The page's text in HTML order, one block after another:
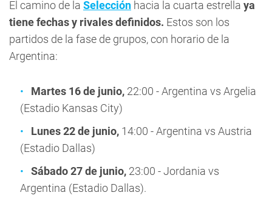
El camino de la Selección hacia la cuarta estrella ya
tiene fechas y rivales definidos. Estos son los
partidos de la fase de grupos, con horario de la
Argentina:
Martes 16 de junio, 22:00 - Argentina vs Argelia
(Estadio Kansas City)
Lunes 22 de junio, 14:00 - Argentina vs Austria
(Estadio Dallas)
Sábado 27 de junio, 23:00 - Jordania vs
Argentina (Estadio Dallas).